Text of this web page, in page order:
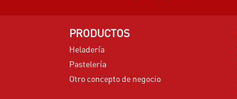
PRODUCTOS
Heladería
Pastelería
Otro concepto de negocio